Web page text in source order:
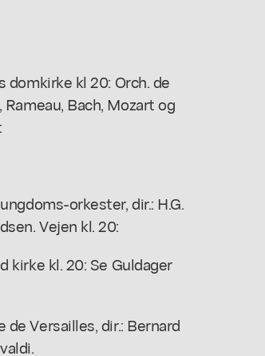
domkirke kl 20: Orch. de
Bach, Mozart og
orkester, dir.: H.G.
Vejen kl. 20:
kirke kl. 20: Se Guldager
de Versailles, dir.: Bernard